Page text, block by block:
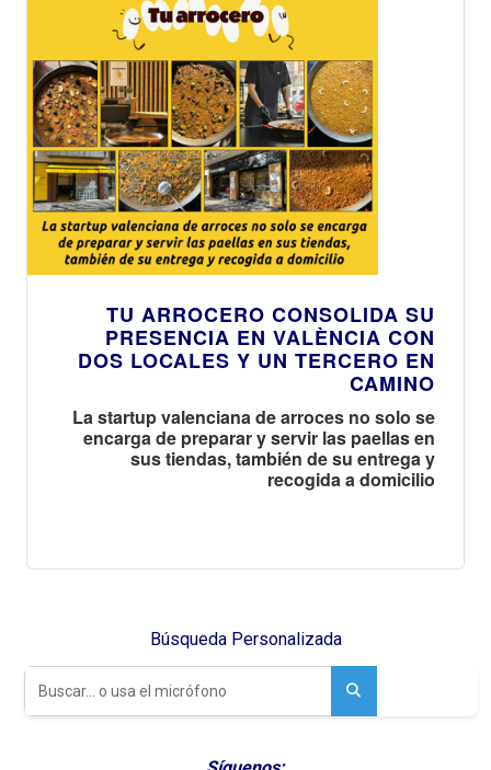
TU ARROCERO CONSOLIDA SU
PRESENCIA EN VALÈNCIA CON
DOS LOCALES Y UN TERCERO EN
CAMINO
La startup valenciana de arroces no solo se
encarga de preparar y servir las paellas en
sus tiendas, también de su entrega y
recogida a domicilio
Búsqueda Personalizada